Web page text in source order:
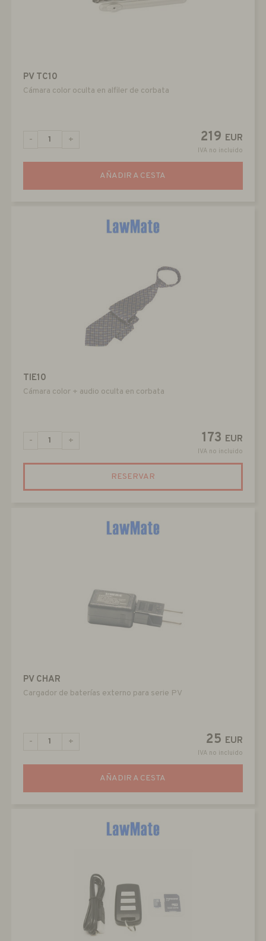
PV TC10
Cámara color oculta en alfiler de corbata
219 EUR
IVA no incluido
- +
AÑADIR A CESTA
TIE10
Cámara color + audio oculta en corbata
173 EUR
IVA no incluido
- +
RESERVAR
PV CHAR
Cargador de baterías externo para serie PV
25 EUR
IVA no incluido
- +
AÑADIR A CESTA